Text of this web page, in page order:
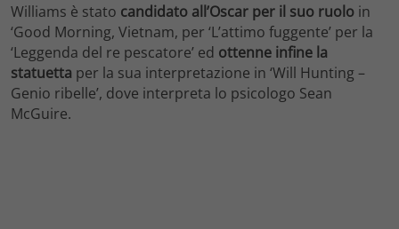
Williams è stato candidato all’Oscar per il suo ruolo in
‘Good Morning, Vietnam, per ‘L’attimo fuggente’ per la
‘Leggenda del re pescatore’ ed ottenne infine la
statuetta per la sua interpretazione in ‘Will Hunting –
Genio ribelle’, dove interpreta lo psicologo Sean
McGuire.